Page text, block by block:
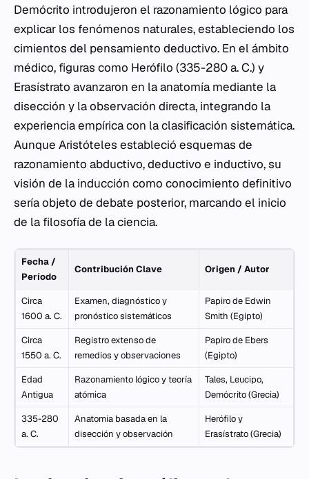
Demócrito introdujeron el razonamiento lógico para
explicar los fenómenos naturales, estableciendo los
cimientos del pensamiento deductivo. En el ámbito
médico, figuras como Herófilo (335-280 a. C.) y
Erasístrato avanzaron en la anatomía mediante la
disección y la observación directa, integrando la
experiencia empírica con la clasificación sistemática.
Aunque Aristóteles estableció esquemas de
razonamiento abductivo, deductivo e inductivo, su
visión de la inducción como conocimiento definitivo
sería objeto de debate posterior, marcando el inicio
de la filosofía de la ciencia.
Fecha /
Período
Contribución Clave Origen / Autor
Circa
1600 a. C.
Examen, diagnóstico y
pronóstico sistemáticos
Papiro de Edwin
Smith (Egipto)
Circa
1550 a. C.
Registro extenso de
remedios y observaciones
Papiro de Ebers
(Egipto)
Edad
Antigua
Razonamiento lógico y teoría
atómica
Tales, Leucipo,
Demócrito (Grecia)
335-280
a. C.
Anatomía basada en la
disección y observación
Herófilo y
Erasístrato (Grecia)